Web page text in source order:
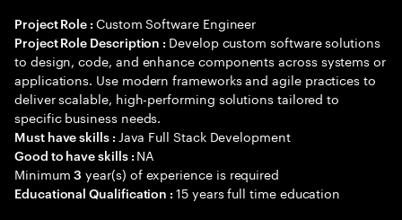
Project Role : Custom Software Engineer
Project Role Description : Develop custom software solutions
to design, code, and enhance components across systems or
applications. Use modern frameworks and agile practices to
deliver scalable, high-performing solutions tailored to
specific business needs.
Must have skills : Java Full Stack Development
Good to have skills : NA
Minimum3 year(s) of experience is required
Educational Qualification :15 years full time education